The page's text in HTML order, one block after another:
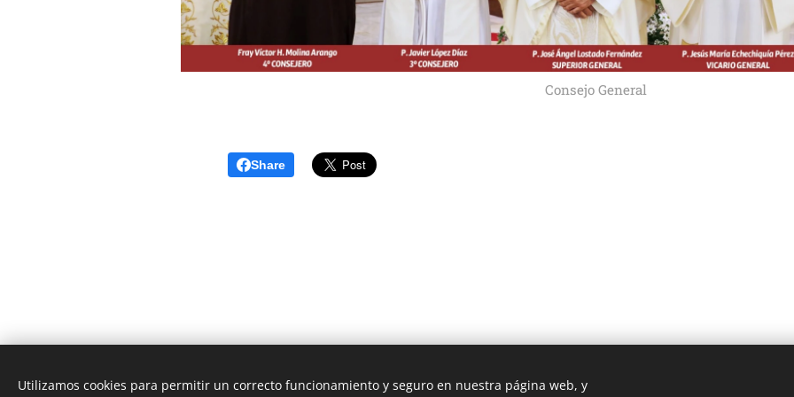
Consejo General
Share
Unione Superiori Generali - Via dei Penitenzieri 19 -00193 ROMA
Utilizamos cookies para permitir un correcto funcionamiento y seguro en nuestra página web, y